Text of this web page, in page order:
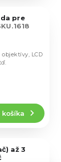
pre
košíka
LCD
až 3